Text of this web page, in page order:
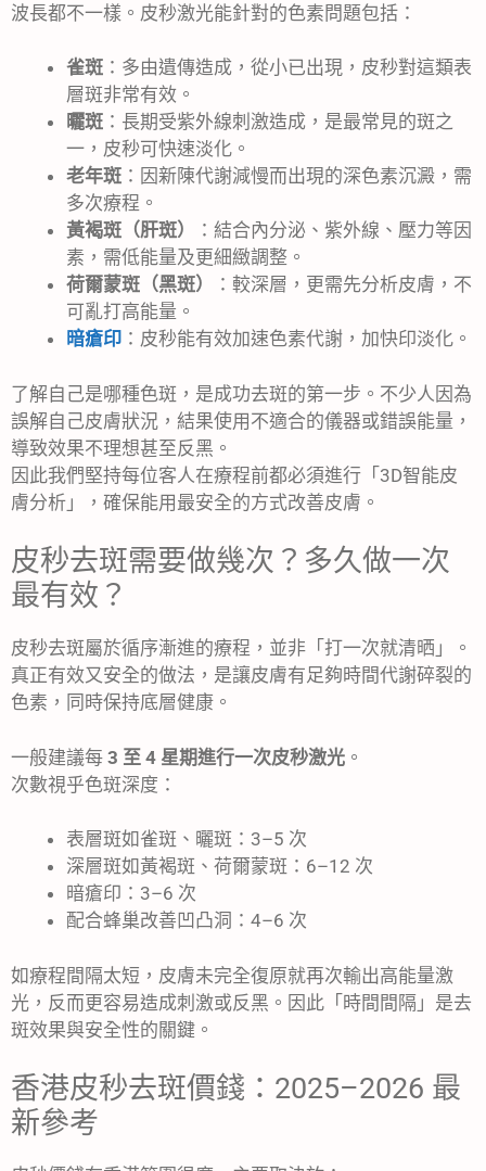
波長都不一樣。皮秒激光能針對的色素問題包括：
雀斑 ：多由遺傳造成，從小已出現，皮秒對這類表
層斑非常有效。
曬斑 ：長期受紫外線刺激造成，是最常見的斑之
一，皮秒可快速淡化。
老年斑 ：因新陳代謝減慢而出現的深色素沉澱，需
多次療程。
黃褐斑（肝斑）
：結合內分泌、紫外線、壓力等因
素，需低能量及更細緻調整。
荷爾蒙斑（黑斑）
：較深層，更需先分析皮膚，不
可亂打高能量。
暗瘡印 ：皮秒能有效加速色素代謝，加快印淡化。
了解自己是哪種色斑，是成功去斑的第一步。不少人因為
誤解自己皮膚狀況，結果使用不適合的儀器或錯誤能量，
導致效果不理想甚至反黑。
因此我們堅持每位客人在療程前都必須進行「3D智能皮
膚分析」，確保能用最安全的方式改善皮膚。
皮秒去斑需要做幾次？多久做一次
最有效？
皮秒去斑屬於循序漸進的療程，並非「打一次就清晒」。
真正有效又安全的做法，是讓皮膚有足夠時間代謝碎裂的
色素，同時保持底層健康。
一般建議每 3 至 4 星期進行一次皮秒激光 。
次數視乎色斑深度：
表層斑如雀斑、曬斑：3–5 次
深層斑如黃褐斑、荷爾蒙斑：6–12 次
暗瘡印：3–6 次
配合蜂巢改善凹凸洞：4–6 次
如療程間隔太短，皮膚未完全復原就再次輸出高能量激
光，反而更容易造成刺激或反黑。因此「時間間隔」是去
斑效果與安全性的關鍵。
香港皮秒去斑價錢：2025–2026 最
新參考